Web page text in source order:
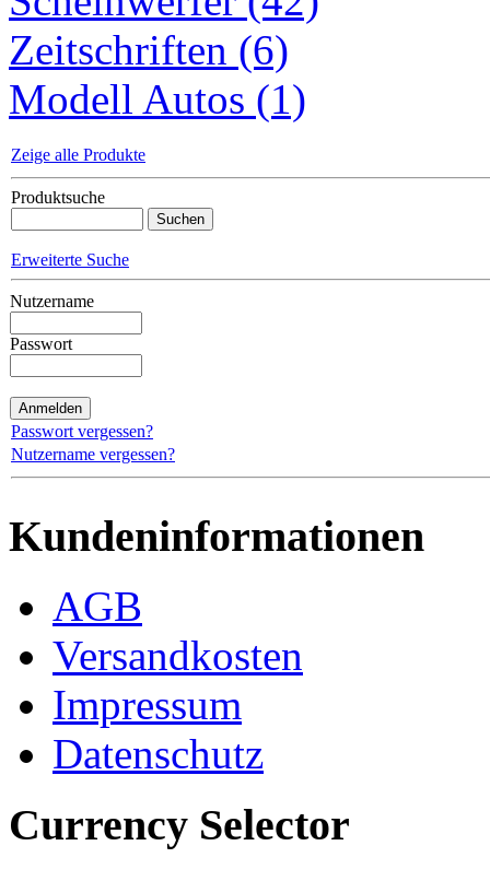
Zeitschriften (6)
Modell Autos (1)
Zeige alle Produkte
Produktsuche
Erweiterte Suche
Nutzername
Passwort
Passwort vergessen?
Nutzername vergessen?
Kundeninformationen
AGB
Versandkosten
Impressum
Datenschutz
Currency Selector